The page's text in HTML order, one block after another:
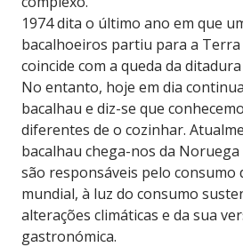
1974 dita o último ano em que
bacalhoeiros partiu para a Terra
coincide com a queda da
No entanto, hoje em dia
bacalhau e diz-se que
diferentes de o cozinhar.
bacalhau chega-nos da
são responsáveis pelo consumo
mundial, à luz do consumo
alterações climáticas e da sua
gastronómica.